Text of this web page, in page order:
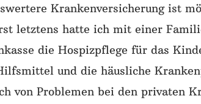
Krankenversicherung ist
letztens hatte ich mit einer
die Hospizpflege für das
und die häusliche
von Problemen bei den privaten